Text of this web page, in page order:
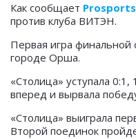
Как сообщает
против клуба ВИТЭН.
Первая игра финальной
городе Орша.
«Столица» уступала
вперед и вырвала
«Столица» выиграла
Второй поединок